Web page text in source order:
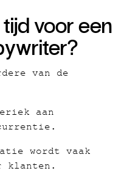
voor een
van de
aan
wordt vaak
klanten.